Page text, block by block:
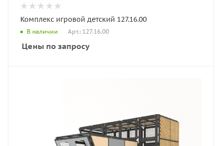
Комплекс игровой детский 127.16.00
В наличии Арт.: 127.16.00
Цены по запросу